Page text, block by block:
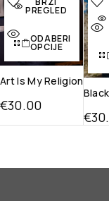
listu želja
pregled
PREGLED
ODABERI
OPCIJE
Art Is My Religion
€30.00
€